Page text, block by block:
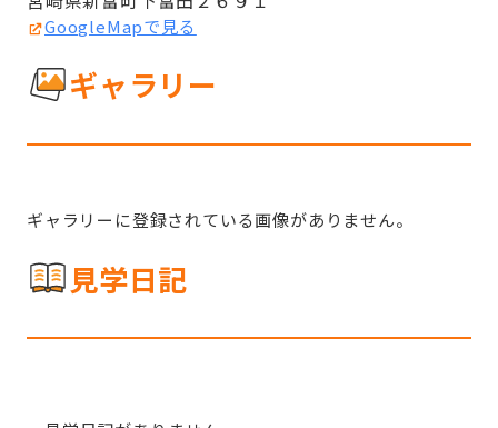
GoogleMapで見る
ギャラリー
ギャラリーに登録されている画像がありません。
見学日記